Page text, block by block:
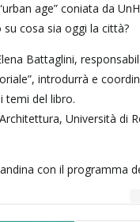
age” coniata da
cosa sia oggi la città?
Battaglini,
introdurrà e
temi del libro.
Università di
con il programma